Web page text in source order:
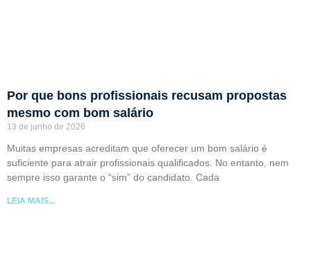
Por que bons profissionais recusam propostas
mesmo com bom salário
13 de junho de 2026
Muitas empresas acreditam que oferecer um bom salário é
suficiente para atrair profissionais qualificados. No entanto, nem
sempre isso garante o “sim” do candidato. Cada
LEIA MAIS...